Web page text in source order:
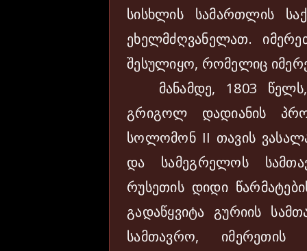
სისხლის სამართლის
ეხელმძღვანელათ.
შესულიყო, რომელიც
მანამდე, 1803 წელს,
გრიგოლ დადიანის
სოლომონ II თავის
და სამეგრელოს
რუსეთის დიდი
გადაწყვიტა გურიის
სამთავრო,